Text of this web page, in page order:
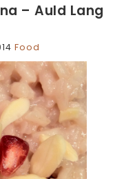
– Auld Lang
Food